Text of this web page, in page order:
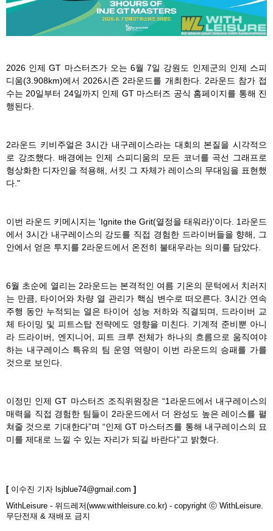
2026 인제 GT 마스터즈가 오는 6월 7일 강원도 인제군의 인제 스피
디움(3.908km)에서 2026시즌 2라운드를 개최한다. 2라운드 참가 접
수는 20일부터 24일까지 인제 GT 마스터즈 공식 홈페이지를 통해 진
행된다.
2라운드 키비주얼은 3시간 내구레이스라는 대회의 본질을 시각적으
로 강조했다. 배경에는 인제 스피디움의 모든 코너를 곡선 그래프로
형상화한 디자인을 적용해, 서킷 그 자체가 레이스의 무대임을 표현했
다."
이번 라운드 키메시지는 'Ignite the Grit(열정을 태워라)'이다. 1라운드
에서 3시간 내구레이스의 강도를 직접 경험한 드라이버들을 향해, 그
안에서 얻은 투지를 2라운드에서 온전히 불태우라는 의미를 담았다.
6월 초순에 열리는 2라운드는 본격적인 여름 기온의 문턱에서 치러지
는 만큼, 타이어와 차량 열 관리가 핵심 변수로 떠오른다. 3시간 연속
주행 동안 누적되는 열은 타이어 성능 저하와 직결되며, 드라이버 교
체 타이밍 및 피트스탑 전략에도 영향을 미친다. 기계적 준비뿐 아니
라 드라이버, 엔지니어, 피트 크루 전체가 하나의 흐름으로 움직여야
하는 내구레이스 특유의 팀 운영 역량이 이번 라운드의 승패를 가를
것으로 보인다.
이정민 인제 GT 마스터즈 조직위원장은 “1라운드에서 내구레이스의
매력을 직접 경험한 팀들이 2라운드에서 더 완성도 높은 레이스를 펼
쳐줄 것으로 기대한다”며 “인제 GT 마스터즈를 통해 내구레이스의 묘
미를 제대로 느낄 수 있는 자리가 되길 바란다”고 밝혔다.
[이수진 기자 lsjblue74@gmail.com ]
WithLeisure - 위드레저(www.withleisure.co.kr) - copyright ⓒ WithLeisure.
무단전재 & 재배포 금지